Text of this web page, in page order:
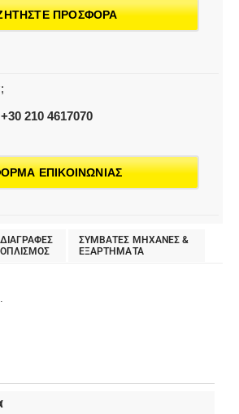
ΠΡΟΣΦΟΡΑ
210 4617070
ΕΠΙΚΟΙΝΩΝΙΑΣ
ΣΥΜΒΑΤΕΣ ΜΗΧΑΝΕΣ &
ΕΞΑΡΤΗΜΑΤΑ